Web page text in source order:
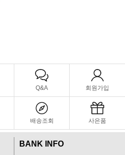
Q&A 회원가입
배송조회 사은품
BANK INFO